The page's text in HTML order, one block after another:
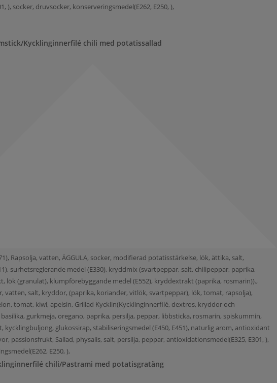
), socker, druvsocker, konserveringsmedel(E262, E250, ),
Kycklinginnerfilé chili med potatissallad
Rapsolja, vatten, ÄGGULA, socker, modifierad potatisstärkelse, lök, ättika, salt,
surhetsreglerande medel (E330), kryddmix (svartpeppar, salt, chilipeppar, paprika,
lök (granulat), klumpförebyggande medel (E552), kryddextrakt (paprika, rosmarin)).,
vatten, salt, kryddor, (paprika, koriander, vitlök, svartpeppar), lök, tomat, rapsolja),
tomat, kiwi, apelsin, Grillad Kycklin(Kycklinginnerfilé, dextros, kryddor och
gurkmeja, oregano, paprika, persilja, peppar, libbsticka, rosmarin, spiskummin,
kycklingbuljong, glukossirap, stabiliseringsmedel (E450, E451), naturlig arom, antioxidant
passionsfrukt, Sallad, physalis, salt, persilja, peppar, antioxidationsmedel(E325, E301, ),
E250, ),
chili/Pastrami med potatisgratäng